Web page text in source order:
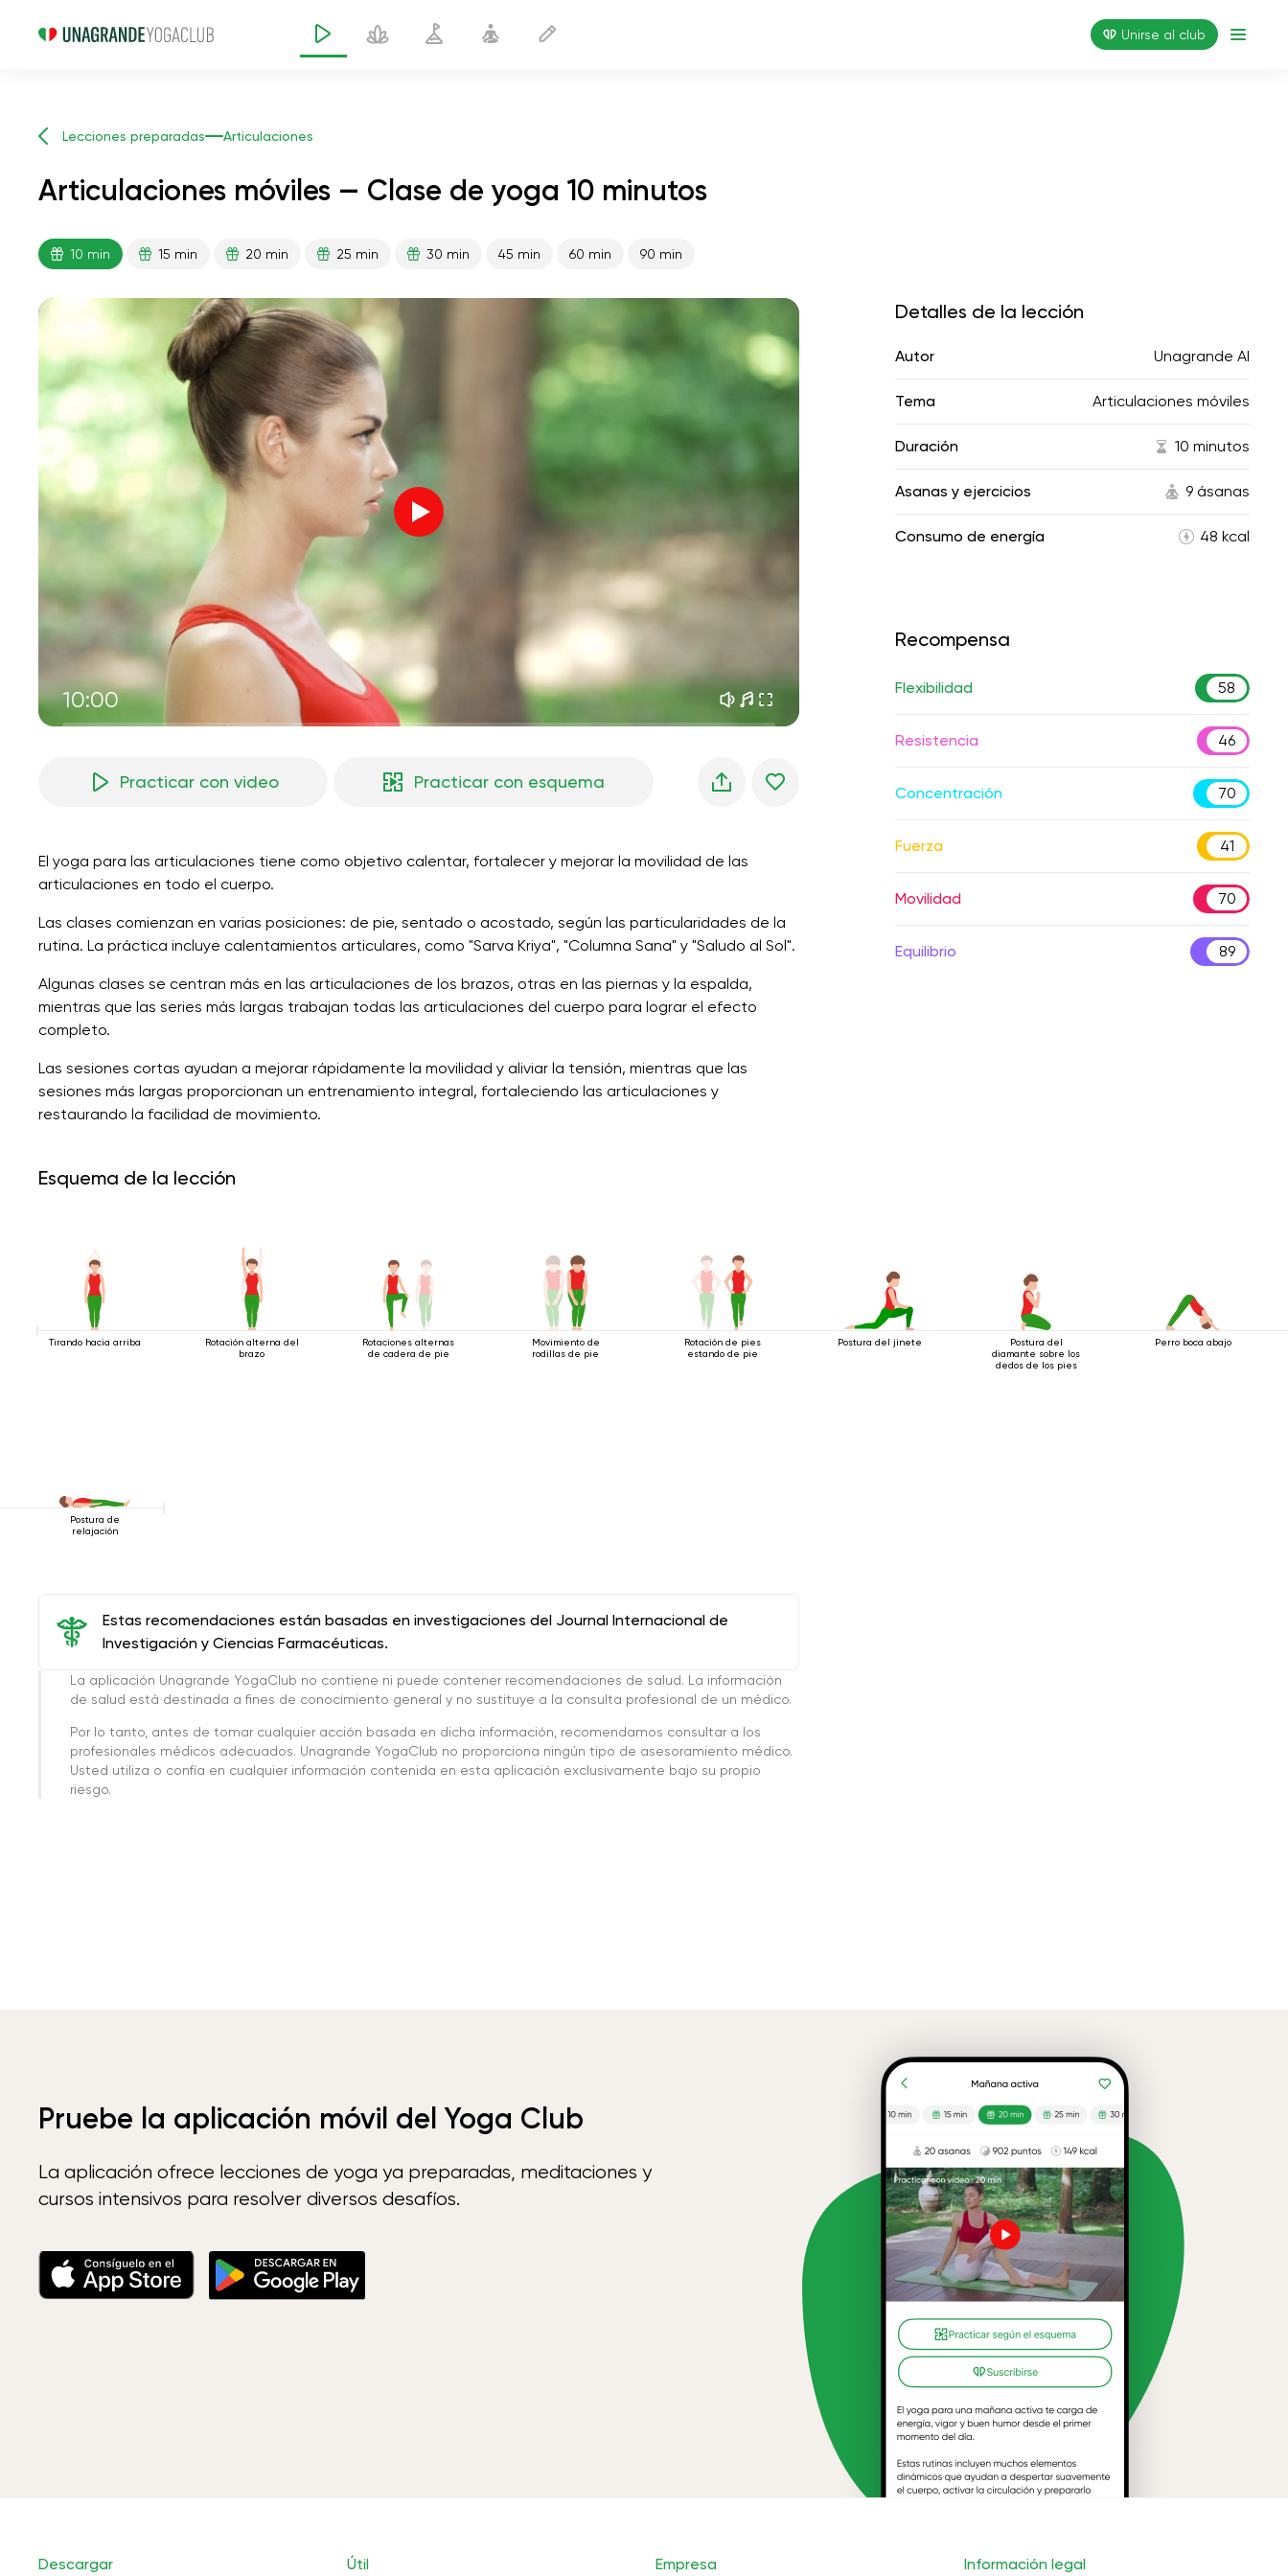
Unirse al club
Lecciones preparadas Articulaciones
Articulaciones móviles — Clase de yoga 10 minutos
10 min 15 min 20 min 25 min 30 min 45 min 60 min 90 min
10:00
Voz del instructor
sueños matutinos
02:00
silencio de montaña
la voz del viento
bosque de primavera 02:00
Practicar con video Practicar con esquema
El yoga para las articulaciones tiene como objetivo calentar, fortalecer y mejorar la movilidad de las
articulaciones en todo el cuerpo.
Las clases comienzan en varias posiciones: de pie, sentado o acostado, según las particularidades de la
rutina. La práctica incluye calentamientos articulares, como "Sarva Kriya", "Columna Sana" y "Saludo al Sol".
Algunas clases se centran más en las articulaciones de los brazos, otras en las piernas y la espalda,
mientras que las series más largas trabajan todas las articulaciones del cuerpo para lograr el efecto
completo.
Las sesiones cortas ayudan a mejorar rápidamente la movilidad y aliviar la tensión, mientras que las
sesiones más largas proporcionan un entrenamiento integral, fortaleciendo las articulaciones y
restaurando la facilidad de movimiento.
Detalles de la lección
Autor Unagrande AI
Tema Articulaciones móviles
Duración 10 minutos
Asanas y ejercicios 9 ásanas
Consumo de energía 48 kcal
Recompensa
Flexibilidad 58
Resistencia 46
Concentración 70
Fuerza 41
Movilidad 70
Equilibrio 89
Esquema de la lección
Tirando hacia arriba
Rotación alterna del
brazo
Rotaciones alternas
de cadera de pie
Movimiento de
rodillas de pie
Rotación de pies
estando de pie
Postura del jinete
Postura del
diamante sobre los
dedos de los pies
Perro boca abajo
Postura de
relajación
Estas recomendaciones están basadas en investigaciones del Journal Internacional de
Investigación y Ciencias Farmacéuticas.
La aplicación Unagrande YogaClub no contiene ni puede contener recomendaciones de salud. La información
de salud está destinada a fines de conocimiento general y no sustituye a la consulta profesional de un médico.
Por lo tanto, antes de tomar cualquier acción basada en dicha información, recomendamos consultar a los
profesionales médicos adecuados. Unagrande YogaClub no proporciona ningún tipo de asesoramiento médico.
Usted utiliza o confía en cualquier información contenida en esta aplicación exclusivamente bajo su propio
riesgo.
Pruebe la aplicación móvil del Yoga Club
La aplicación ofrece lecciones de yoga ya preparadas, meditaciones y
cursos intensivos para resolver diversos desafíos.
Descargar Útil Empresa Información legal